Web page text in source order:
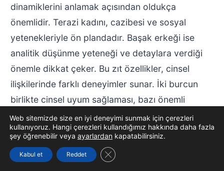
dinamiklerini anlamak açısından oldukça
önemlidir. Terazi kadını, cazibesi ve sosyal
yetenekleriyle ön plandadır. Başak erkeği ise
analitik düşünme yeteneği ve detaylara verdiği
önemle dikkat çeker. Bu zıt özellikler, cinsel
ilişkilerinde farklı deneyimler sunar. İki burcun
birlikte cinsel uyum sağlaması, bazı önemli
faktörlere bağlıdır.
Başak erkeği, genellikle cinselliği duygusal bir
bağla birleştirir. Bu nedenle, Terazi kadınının
Web sitemizde size en iyi deneyimi sunmak için çerezleri
kullanıyoruz. Hangi çerezleri kullandığımız hakkında daha fazla
şey öğrenebilir veya ayarlardan kapatabilirsiniz.
Kabul et Reddet GDPR çerez şeridini kapat